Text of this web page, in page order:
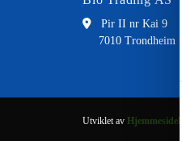
 Pir II nr Kai 9
7010 Trondheim
Utviklet av